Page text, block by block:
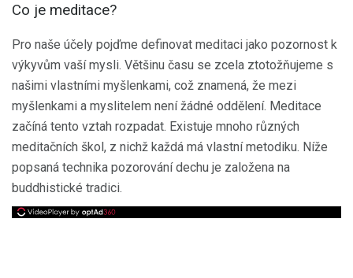
Co je meditace?
Pro naše účely pojďme definovat meditaci jako pozornost k
výkyvům vaší mysli. Většinu času se zcela ztotožňujeme s
našimi vlastními myšlenkami, což znamená, že mezi
myšlenkami a myslitelem není žádné oddělení. Meditace
začíná tento vztah rozpadat. Existuje mnoho různých
meditačních škol, z nichž každá má vlastní metodiku. Níže
popsaná technika pozorování dechu je založena na
buddhistické tradici.